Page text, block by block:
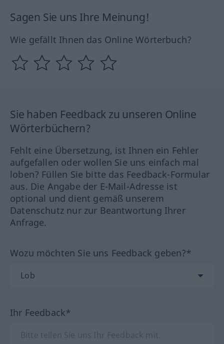
Sagen Sie uns Ihre Meinung!
Wie gefällt Ihnen das Online Wörterbuch?
Sie haben Feedback zu unseren Online
Wörterbüchern?
Fehlt eine Übersetzung, ist Ihnen ein Fehler
aufgefallen oder wollen Sie uns einfach mal
loben? Füllen Sie bitte das Feedback-Formular
aus. Die Angabe der E-Mail-Adresse ist
optional und dient gemäß unserem
Datenschutz nur zur Beantwortung Ihrer
Anfrage.
Wozu möchten Sie uns Feedback geben?*
Ihr Feedback*